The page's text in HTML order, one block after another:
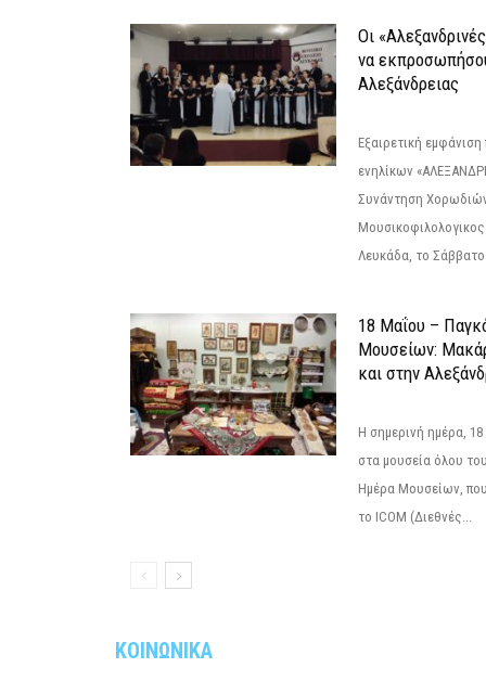
Οι
να
Αλεξάνδρειας
Εξαιρετική
ενηλίκων
Συνάντηση
Λευκάδα, το
18 Μαΐου –
Μουσείων:
και στην
Η σημερινή ημέρα,
στα μουσεία όλου
Ημέρα Μουσείων,
το ICOM (Διεθνές...
ΚΟΙΝΩΝΙΚΑ